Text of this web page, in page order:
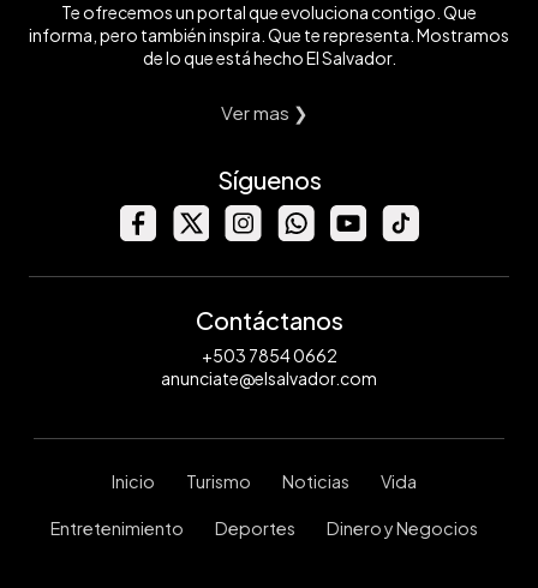
Te ofrecemos un portal que evoluciona contigo. Que
informa, pero también inspira. Que te representa. Mostramos
de lo que está hecho El Salvador.
Ver mas ❯
Síguenos
Contáctanos
+503 7854 0662
anunciate@elsalvador.com
Inicio Turismo Noticias Vida
Entretenimiento Deportes Dinero y Negocios